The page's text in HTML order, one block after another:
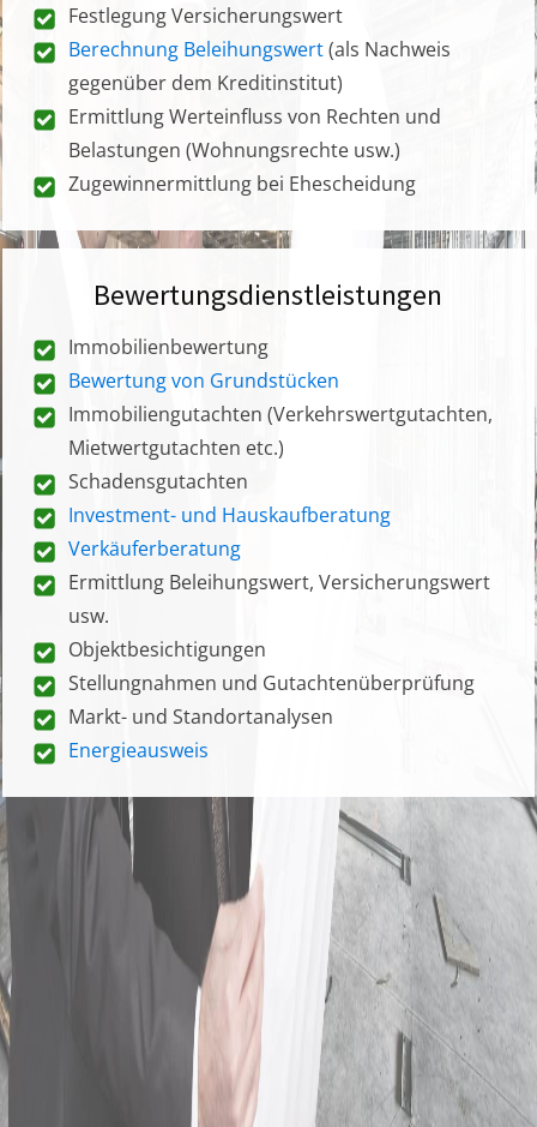
Festlegung Versicherungswert
Berechnung Beleihungswert(als Nachweis
gegenüber dem Kreditinstitut)
Ermittlung Werteinfluss von Rechten und
Belastungen (Wohnungsrechte usw.)
Zugewinnermittlung bei Ehescheidung
Bewertungsdienstleistungen
Immobilienbewertung
Bewertung von Grundstücken
Immobiliengutachten (Verkehrswertgutachten,
Mietwertgutachten etc.)
Schadensgutachten
Investment- und Hauskaufberatung
Verkäuferberatung
Ermittlung Beleihungswert, Versicherungswert
usw.
Objektbesichtigungen
Stellungnahmen und Gutachtenüberprüfung
Markt- und Standortanalysen
Energieausweis